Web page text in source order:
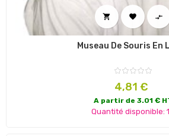
  
Museau De Souris En
Prix
4,81 €
A partir de 3.01 €
Quantité disponible: